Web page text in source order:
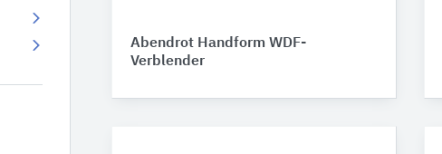
Abendrot Handform WDF-
Verblender